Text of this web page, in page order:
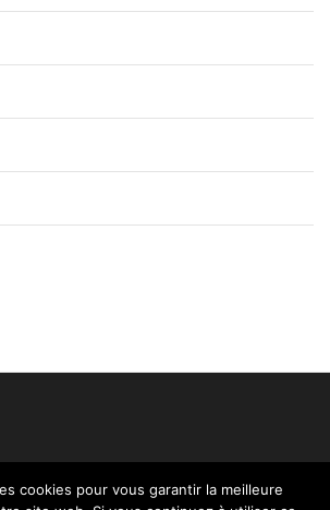
cookies pour vous garantir la meilleure